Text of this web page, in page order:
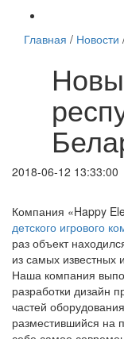
Главная / Новости
2018-06-12 13:33:00
Компания «Happy
детского игрового
раз объект
из самых
Наша компания
разработки дизайн
частей
разместившийся на